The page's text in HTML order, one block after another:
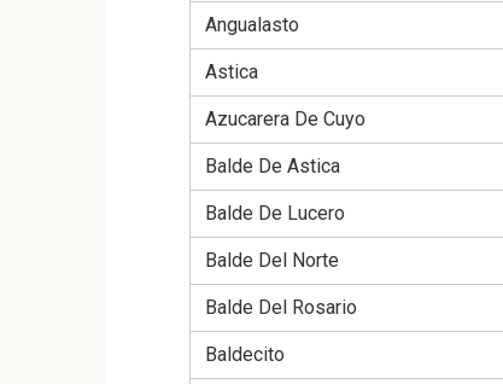
Angualasto
Astica
Azucarera De Cuyo
Balde De Astica
Balde De Lucero
Balde Del Norte
Balde Del Rosario
Baldecito